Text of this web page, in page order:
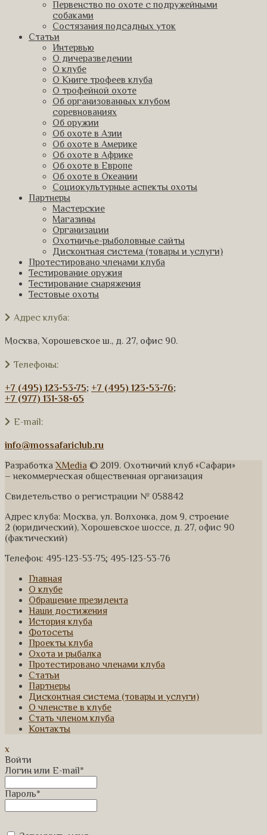
Первенство по охоте с подружейными
собаками
Состязания подсадных уток
Статьи
Интервью
О дичеразведении
О клубе
О Книге трофеев клуба
О трофейной охоте
Об организованных клубом
соревнованиях
Об оружии
Об охоте в Азии
Об охоте в Америке
Об охоте в Африке
Об охоте в Европе
Об охоте в Океании
Социокультурные аспекты охоты
Партнеры
Мастерские
Магазины
Организации
Охотничье-рыболовные сайты
Дисконтная система (товары и услуги)
Протестировано членами клуба
Тестирование оружия
Тестирование снаряжения
Тестовые охоты
Адрес клуба:
Москва, Хорошевское ш., д. 27, офис 90.
Телефоны:
+7 (495) 123-53-75; +7 (495) 123-53-76;
+7 (977) 131-38-65
E-mail:
info@mossafariclub.ru
Разработка XMedia © 2019. Охотничий клуб «Сафари»
– некоммерческая общественная организация
Свидетельство о регистрации № 058842
Адрес клуба: Москва, ул. Волхонка, дом 9, строение
2 (юридический), Хорошевское шоссе, д. 27, офис 90
(фактический)
Телефон: 495-123-53-75; 495-123-53-76
Главная
О клубе
Обращение президента
Наши достижения
История клуба
Фотосеты
Проекты клуба
Охота и рыбалка
Протестировано членами клуба
Статьи
Партнеры
Дисконтная система (товары и услуги)
О членстве в клубе
Стать членом клуба
Контакты
x
Войти
Логин или E-mail*
Пароль*